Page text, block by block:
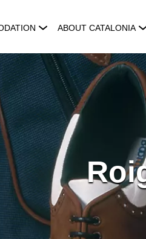
ABOUT CATALONIA